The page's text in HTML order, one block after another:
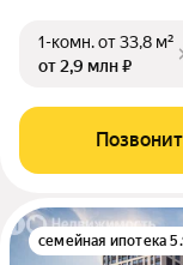
1-комн.от 33,8 м²
от 2,9 млн ₽
семейная ипотека